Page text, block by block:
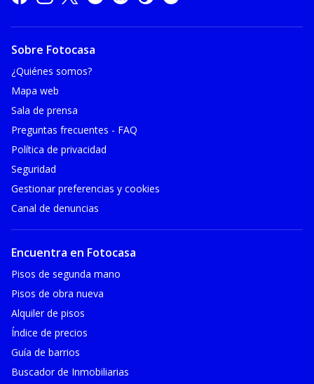
Sobre Fotocasa
¿Quiénes somos?
Mapa web
Sala de prensa
Preguntas frecuentes - FAQ
Política de privacidad
Seguridad
Gestionar preferencias y cookies
Canal de denuncias
Encuentra en Fotocasa
Pisos de segunda mano
Pisos de obra nueva
Alquiler de pisos
Índice de precios
Guía de barrios
Buscador de Inmobiliarias